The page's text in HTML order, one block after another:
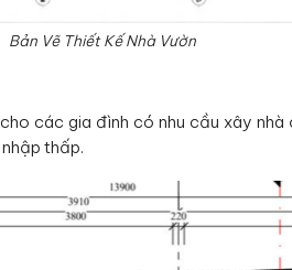
Bản Vẽ Thiết Kế Nhà Vườn
các gia đình có nhu cầu xây
thấp.